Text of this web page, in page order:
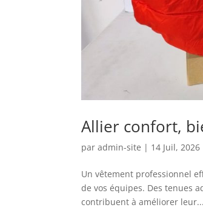
Allier confort,
paradmin-site | 14 Juil, 2026
Un vêtement professionnel
de vos équipes. Des tenues
contribuent à améliorer leur...